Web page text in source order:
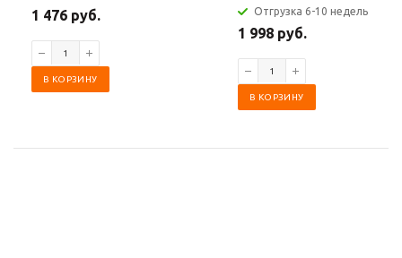
1 476 руб.
В КОРЗИНУ
Отгрузка 6-10 недель
1 998 руб.
В КОРЗИНУ